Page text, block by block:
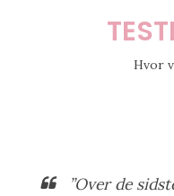
Hvor
”Over de